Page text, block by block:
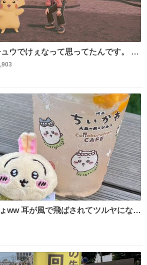
ウでけぇなって思ってたんです。 そ
したら普通のライチュウと変わらな
て思ったんですよ。これは名案だな
。
ww 耳が風で飛ばされてツルヤになっ